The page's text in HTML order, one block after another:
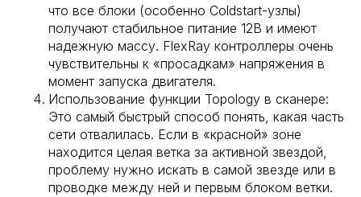
что все блоки (особенно Coldstart-узлы)
получают стабильное питание 12В и имеют
надежную массу. FlexRay контроллеры очень
чувствительны к «просадкам» напряжения в
момент запуска двигателя.
Использование функции Topology в сканере:
Это самый быстрый способ понять, какая часть
сети отвалилась. Если в «красной» зоне
находится целая ветка за активной звездой,
проблему нужно искать в самой звезде или в
проводке между ней и первым блоком ветки.